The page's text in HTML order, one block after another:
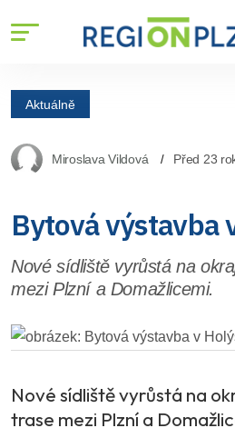
Aktuálně
Miroslava Vildová Před 23
Bytová výstavba
Nové sídliště vyrůstá na
mezi Plzní a Domažlicemi.
Nové sídliště vyrůstá na
trase mezi Plzní a